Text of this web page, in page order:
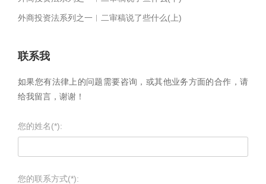
外商投资法系列之一︱二审稿说了些什么(上)
联系我
如果您有法律上的问题需要咨询，或其他业务方面的合作，请
给我留言，谢谢！
您的姓名(*):
您的联系方式(*):